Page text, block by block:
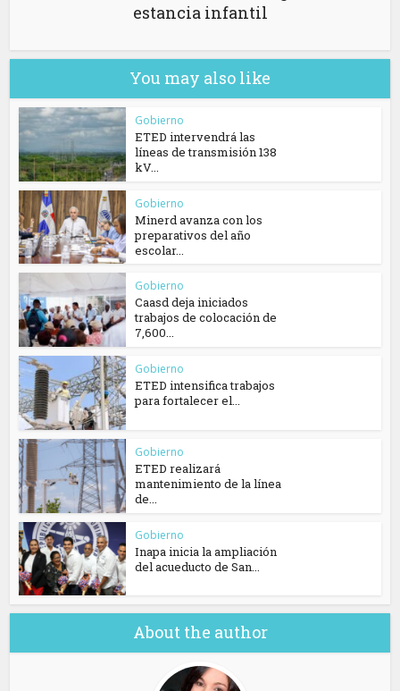
estancia infantil
You may also like
Gobierno
ETED intervendrá las
líneas de transmisión 138
kV...
Gobierno
Minerd avanza con los
preparativos del año
escolar...
Gobierno
Caasd deja iniciados
trabajos de colocación de
7,600...
Gobierno
ETED intensifica trabajos
para fortalecer el...
Gobierno
ETED realizará
mantenimiento de la línea
de...
Gobierno
Inapa inicia la ampliación
del acueducto de San...
About the author